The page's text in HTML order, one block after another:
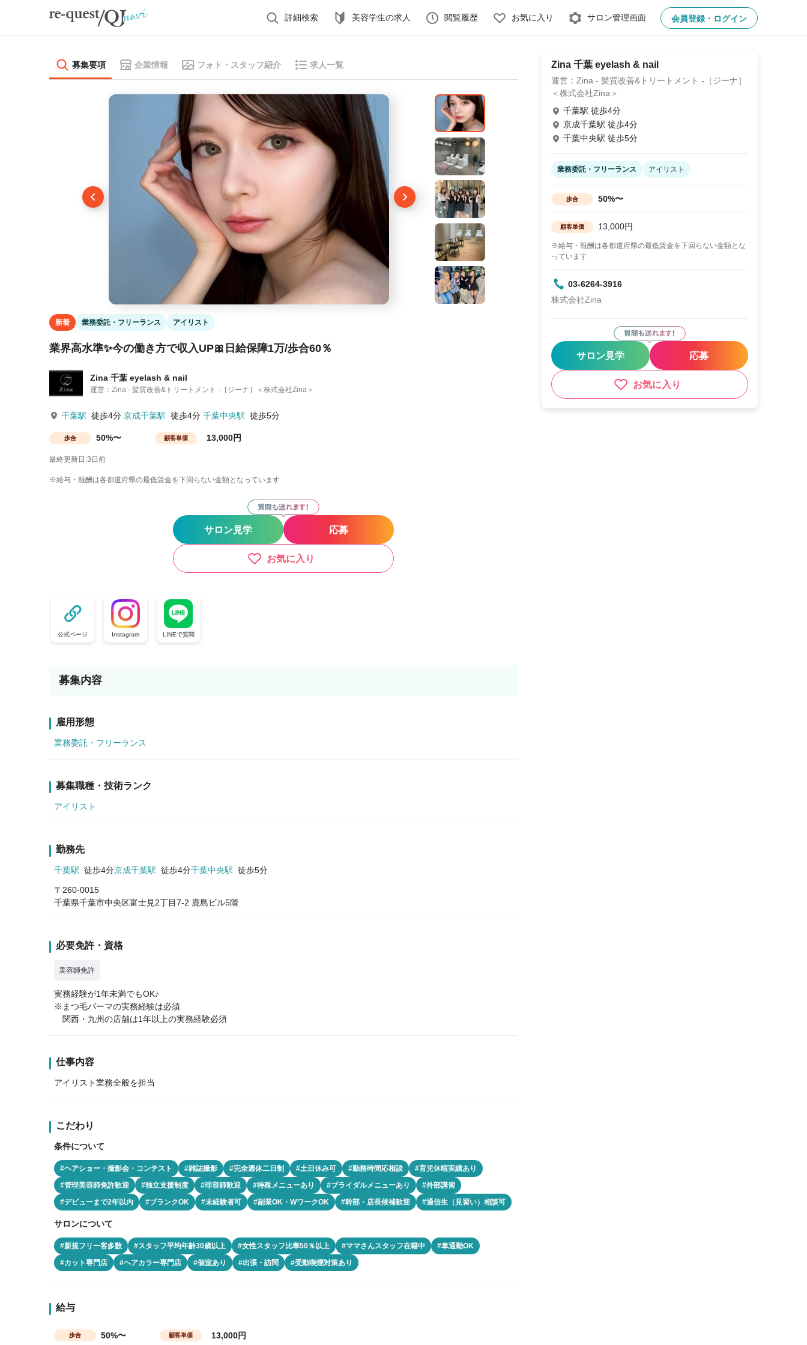
詳細検索 美容学生の求人 閲覧履歴 お気に入り サロン管理画面 会員登録・ログイン
募集要項 企業情報 フォト・スタッフ紹介 求人一覧
新着 業務委託・フリーランス アイリスト
業界高水準✨今の働き方で収入UP🎀日給保障1万/歩合60％
Zina 千葉 eyelash & nail
運営：Zina - 髪質改善&トリートメント -［ジーナ］＜株式会社Zina＞
千葉駅 徒歩4分 京成千葉駅 徒歩4分 千葉中央駅 徒歩5分
歩合 50%〜 顧客単価 13,000円
最終更新日:3日前
※給与・報酬は各都道府県の最低賃金を下回らない金額となっています
サロン見学 応募
お気に入り
公式ページ Instagram LINEで質問
募集内容
雇用形態
業務委託・フリーランス
募集職種・技術ランク
アイリスト
勤務先
千葉駅 徒歩4分京成千葉駅 徒歩4分千葉中央駅 徒歩5分
〒260-0015
千葉県千葉市中央区富士見2丁目7-2 鹿島ビル5階
必要免許・資格
美容師免許
実務経験が1年未満でもOK♪
※まつ毛パーマの実務経験は必須
関西・九州の店舗は1年以上の実務経験必須
仕事内容
アイリスト業務全般を担当
こだわり
条件について
#ヘアショー・撮影会・コンテスト #雑誌撮影 #完全週休二日制 #土日休み可 #勤務時間応相談
#育児休暇実績あり
#管理美容師免許歓迎
#独立支援制度 #理容師歓迎 #特殊メニューあり #ブライダルメニューあり
#外部講習
#デビューまで2年以内
#ブランクOK #未経験者可 #副業OK・WワークOK #幹部・店長候補歓迎 #通信生（見習い）相談可
サロンについて
#新規フリー客多数 #スタッフ平均年齢30歳以上 #女性スタッフ比率50％以上 #ママさんスタッフ在籍中
#車通勤OK
#カット専門店
#ヘアカラー専門店 #個室あり #出張・訪問 #受動喫煙対策あり
給与
歩合 50%〜 顧客単価 13,000円
Zina 千葉 eyelash & nail
運営：Zina - 髪質改善&トリートメント -［ジーナ］
＜株式会社Zina＞
千葉駅 徒歩4分
京成千葉駅 徒歩4分
千葉中央駅 徒歩5分
業務委託・フリーランス アイリスト
歩合 50%〜
顧客単価 13,000円
※給与・報酬は各都道府県の最低賃金を下回らない金額とな
っています
03-6264-3916
株式会社Zina
サロン見学 応募
お気に入り